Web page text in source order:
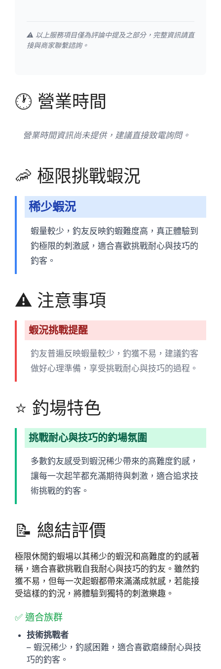
⚠️ 以上服務項目僅為評論中提及之部分，完整資訊請直
接與商家聯繫諮詢。
🕐 營業時間
營業時間資訊尚未提供，建議直接致電詢問。
🦐 極限挑戰蝦況
稀少蝦況
蝦量較少，釣友反映釣蝦難度高，真正體驗到
釣極限的刺激感，適合喜歡挑戰耐心與技巧的
釣客。
⚠️ 注意事項
蝦況挑戰提醒
釣友普遍反映蝦量較少，釣獲不易，建議釣客
做好心理準備，享受挑戰耐心與技巧的過程。
⭐ 釣場特色
挑戰耐心與技巧的釣場氛圍
多數釣友感受到蝦況稀少帶來的高難度釣感，
讓每一次起竿都充滿期待與刺激，適合追求技
術挑戰的釣客。
📝 總結評價
極限休閒釣蝦場以其稀少的蝦況和高難度的釣感著
稱，適合喜歡挑戰自我耐心與技巧的釣友。雖然釣
獲不易，但每一次起蝦都帶來滿滿成就感，若能接
受這樣的釣況，將體驗到獨特的刺激樂趣。
✅ 適合族群
技術挑戰者
– 蝦況稀少，釣感困難，適合喜歡磨練耐心與技
巧的釣客。